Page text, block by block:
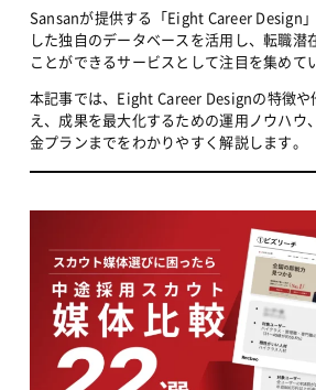
Sansanが提供する「Eight Career Design
した独自のデータベースを活用し、転職潜
ことができるサービスとして注目を集めて
本記事では、Eight Career Designの特徴や
え、成果を最大化するための運用ノウハウ
金プランまでをわかりやすく解説します。